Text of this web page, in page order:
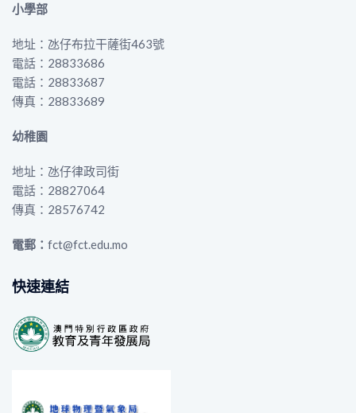
小學部
地址：氹仔布拉干薩街463號
電話：28833686
電話：28833687
傳真：28833689
幼稚園
地址：氹仔律政司街
電話：28827064
傳真：28576742
電郵： fct@fct.edu.mo
快速連結